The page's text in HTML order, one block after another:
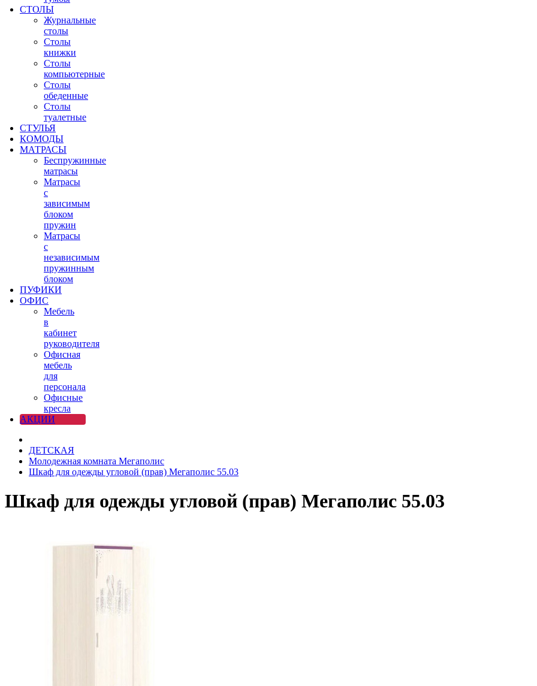
СТОЛЫ
Журнальные
столы
Столы
книжки
Столы
компьютерные
Столы
обеденные
Столы
туалетные
СТУЛЬЯ
КОМОДЫ
МАТРАСЫ
Беспружинные
матрасы
Матрасы
с
зависимым
блоком
пружин
Матрасы
с
независимым
пружинным
блоком
ПУФИКИ
ОФИС
Мебель
в
кабинет
руководителя
Офисная
мебель
для
персонала
Офисные
кресла
АКЦИИ
ДЕТСКАЯ
Молодежная комната Мегаполис
Шкаф для одежды угловой (прав) Мегаполис 55.03
Шкаф для одежды угловой (прав) Мегаполис 55.03